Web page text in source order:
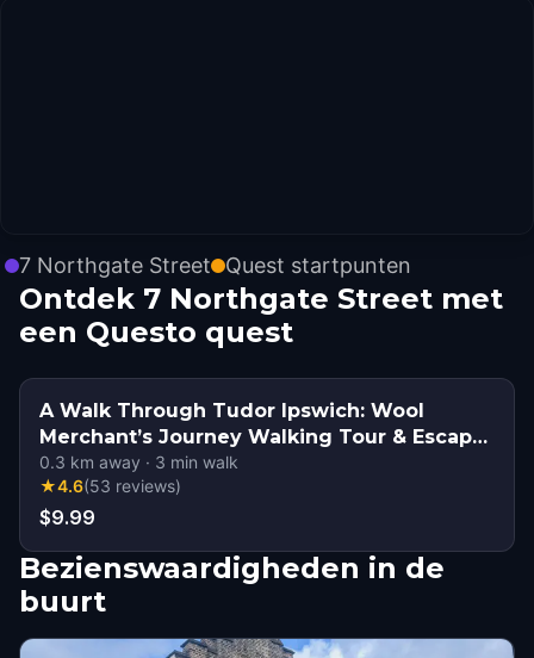
7 Northgate Street Quest startpunten
Ontdek 7 Northgate Street met
een Questo quest
A Walk Through Tudor Ipswich: Wool
Merchant’s Journey Walking Tour & Escape
Game
0.3 km away · 3 min walk
★4.6(53 reviews)
$9.99
Bezienswaardigheden in de
buurt